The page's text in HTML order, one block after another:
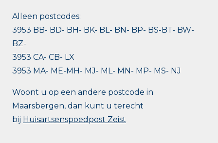
Alleen postcodes:
3953 BB- BD- BH- BK- BL- BN- BP- BS-BT- BW-
BZ-
3953 CA- CB- LX
3953 MA- ME-MH- MJ- ML- MN- MP- MS- NJ
Woont u op een andere postcode in
Maarsbergen, dan kunt u terecht
bij Huisartsenspoedpost Zeist